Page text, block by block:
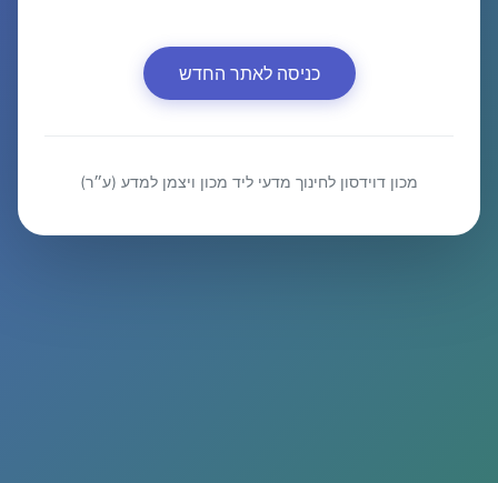
כניסה לאתר החדש
מכון דוידסון לחינוך מדעי ליד מכון ויצמן למדע (ע״ר)